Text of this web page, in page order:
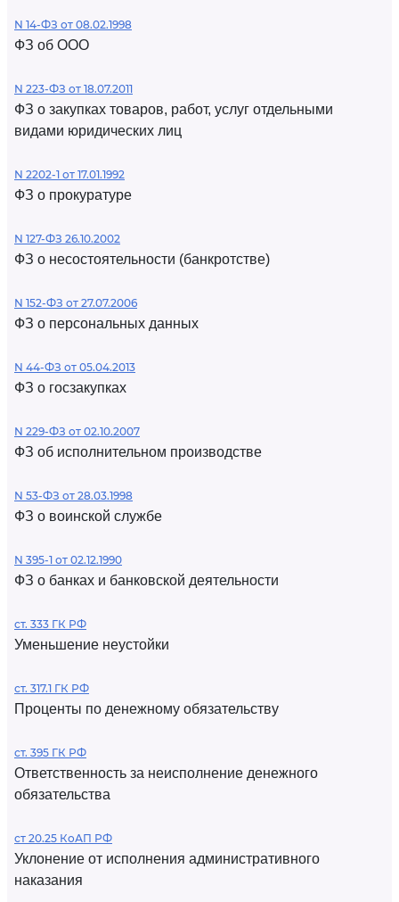
N 14-ФЗ от 08.02.1998
ФЗ об ООО
N 223-ФЗ от 18.07.2011
ФЗ о закупках товаров, работ, услуг отдельными
видами юридических лиц
N 2202-1 от 17.01.1992
ФЗ о прокуратуре
N 127-ФЗ 26.10.2002
ФЗ о несостоятельности (банкротстве)
N 152-ФЗ от 27.07.2006
ФЗ о персональных данных
N 44-ФЗ от 05.04.2013
ФЗ о госзакупках
N 229-ФЗ от 02.10.2007
ФЗ об исполнительном производстве
N 53-ФЗ от 28.03.1998
ФЗ о воинской службе
N 395-1 от 02.12.1990
ФЗ о банках и банковской деятельности
ст. 333 ГК РФ
Уменьшение неустойки
ст. 317.1 ГК РФ
Проценты по денежному обязательству
ст. 395 ГК РФ
Ответственность за неисполнение денежного
обязательства
ст 20.25 КоАП РФ
Уклонение от исполнения административного
наказания